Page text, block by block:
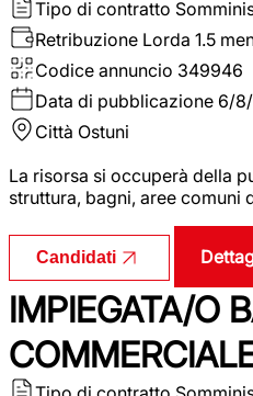
Tipo di contratto
Retribuzione Lorda 1.5
Codice annuncio 349946
Data di pubblicazione 6/
Città Ostuni
La risorsa si occuperà della
struttura, bagni, aree comuni
Candidati
IMPIEGATA/O